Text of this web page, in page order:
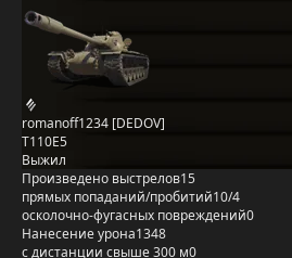
romanoff1234 [DEDOV]
T110E5
Выжил
Произведено выстрелов15
прямых попаданий/пробитий10/4
осколочно-фугасных повреждений0
Нанесение урона1348
с дистанции свыше 300 м0